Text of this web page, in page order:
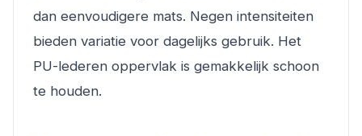
dan eenvoudigere mats. Negen intensiteiten
bieden variatie voor dagelijks gebruik. Het
PU-lederen oppervlak is gemakkelijk schoon
te houden.